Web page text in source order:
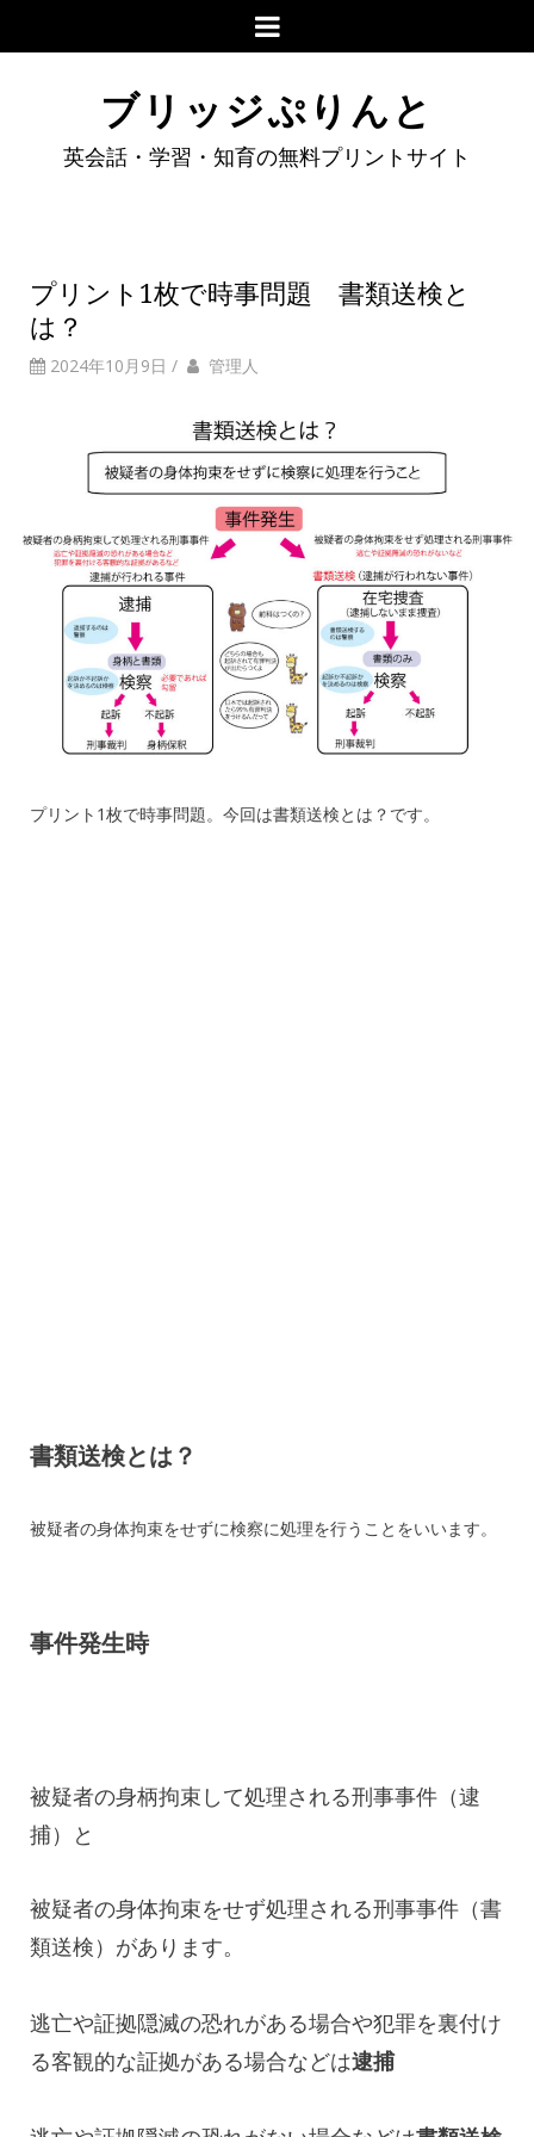
ブリッジぷりんと
英会話・学習・知育の無料プリントサイト
プリント1枚で時事問題 書類送検と
は？
2024年10月9日 / 管理人
プリント1枚で時事問題。今回は書類送検とは？です。
書類送検とは？
被疑者の身体拘束をせずに検察に処理を行うことをいいます。
事件発生時
被疑者の身柄拘束して処理される刑事事件（逮
捕）と
被疑者の身体拘束をせず処理される刑事事件（書
類送検）があります。
逃亡や証拠隠滅の恐れがある場合や犯罪を裏付け
る客観的な証拠がある場合などは逮捕